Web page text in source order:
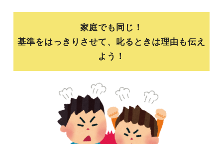
家庭でも同じ！
基準をはっきりさせて、叱るときは理由も伝え
よう！